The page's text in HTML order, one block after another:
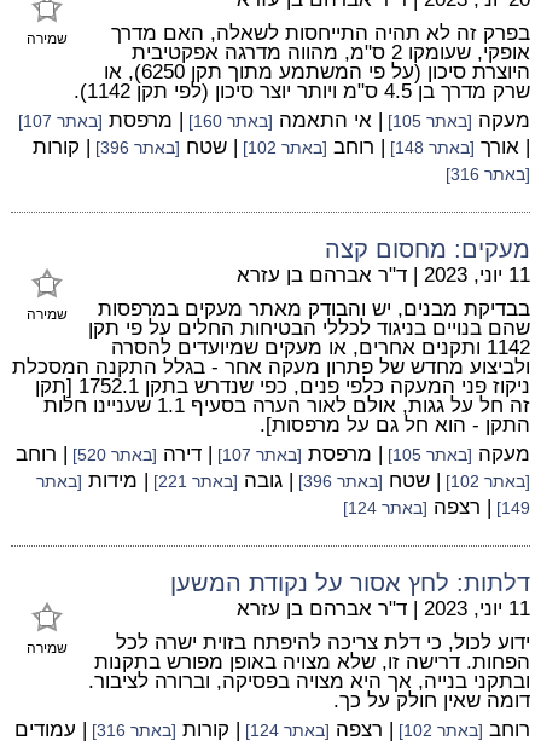
שמירה
בפרק זה לא תהיה התייחסות לשאלה, האם מדרך
אופקי, שעומקו 2 ס"מ, מהווה מדרגה אפקטיבית
היוצרת סיכון (על פי המשתמע מתוך תקן 6250), או
שרק מדרך בן 4.5 ס"מ ויותר יוצר סיכון (לפי תקן 1142).
מעקה [באתר 105] | אי התאמה [באתר 160] | מרפסת [באתר 107]
| אורך [באתר 148] | רוחב [באתר 102] | שטח [באתר 396] | קורות
[באתר 316]
מעקים: מחסום קצה
שמירה
11 יוני, 2023 | ד"ר אברהם בן עזרא
בבדיקת מבנים, יש והבודק מאתר מעקים במרפסות
שהם בנויים בניגוד לכללי הבטיחות החלים על פי תקן
1142 ותקנים אחרים, או מעקים שמיועדים להסרה
ולביצוע מחדש של פתרון מעקה אחר - בגלל התקנה המסכלת
ניקוז פני המעקה כלפי פנים, כפי שנדרש בתקן 1752.1 [תקן
זה חל על גגות, אולם לאור הערה בסעיף 1.1 שעניינו חלות
התקן - הוא חל גם על מרפסות].
מעקה [באתר 105] | מרפסת [באתר 107] | דירה [באתר 520] | רוחב
[באתר 102] | שטח [באתר 396] | גובה [באתר 221] | מידות [באתר
149]
| רצפה [באתר 124]
דלתות: לחץ אסור על נקודת המשען
שמירה
11 יוני, 2023 | ד"ר אברהם בן עזרא
ידוע לכול, כי דלת צריכה להיפתח בזוית ישרה לכל
הפחות. דרישה זו, שלא מצויה באופן מפורש בתקנות
ובתקני בנייה, אך היא מצויה בפסיקה, וברורה לציבור.
דומה שאין חולק על כך.
רוחב [באתר 102] | רצפה [באתר 124] | קורות [באתר 316] | עמודים